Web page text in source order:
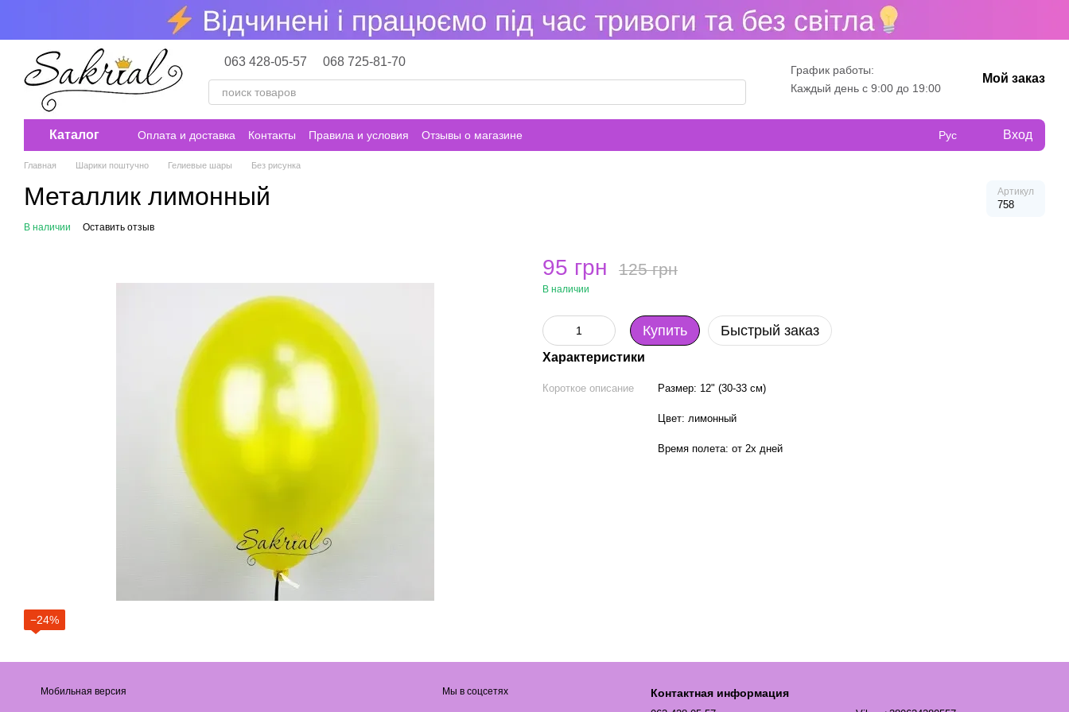
Перейти к основному контенту
063 428-05-57 068 725-81-70
График работы:
Каждый день с 9:00 до 19:00
Мой заказ
Каталог Оплата и доставка Контакты Правила и условия Отзывы о магазине Рус Вход
Главная Шарики поштучно Гелиевые шары Без рисунка
Металлик лимонный Артикул
758
В наличии Оставить отзыв
−24%
95 грн 125 грн
В наличии
Купить Быстрый заказ
Характеристики
Короткое описание Размер: 12" (30-33 см)
Цвет: лимонный
Время полета: от 2х дней
Мобильная версия Мы в соцсетях Контактная информация